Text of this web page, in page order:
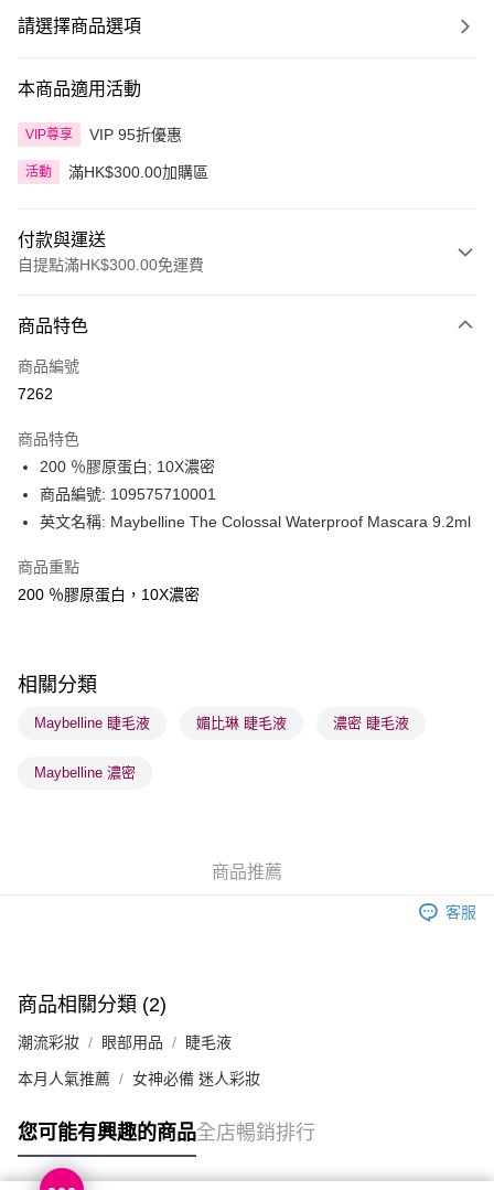
請選擇商品選項
本商品適用活動
VIP尊享 VIP 95折優惠
活動 滿HK$300.00加購區
付款與運送
自提點滿HK$300.00免運費
信用卡
Apple Pay
PayMe
WeChat Pay
送貨方式
每筆HK$65.00，滿HK$300.00或以上免運費
確認發貨後1-3 工作天送達，訂單將隨機分配至SF順豐速運或京東
(香港門市) 只顯示可選門市。確認發貨後2-5個工作天到店，3天內
取。逾期會取消訂單，並不會安排重寄
澳門地區配送 - 確認發貨後1-4個工作天送達
商品特色
商品編號
7262
商品特色
200 ％膠原蛋白; 10X濃密
商品編號: 109575710001
英文名稱: Maybelline The Colossal Waterproof Mascara 9.2ml
商品重點
200 ％膠原蛋白，10X濃密
相關分類
Maybelline 睫毛液 媚比琳 睫毛液 濃密 睫毛液
Maybelline 濃密
商品推薦
客服
商品相關分類 (2)
潮流彩妝 眼部用品 睫毛液
本月人氣推薦 女神必備 迷人彩妝
您可能有興趣的商品全店暢銷排行